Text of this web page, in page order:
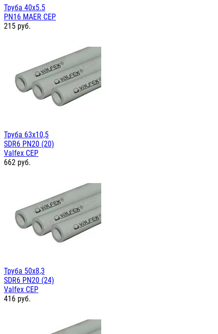
Труба 40х5.5
PN16 MAER СЕР
215 руб.
Труба 63х10,5
SDR6 PN20 (20)
Valfex СЕР
662 руб.
Труба 50х8,3
SDR6 PN20 (24)
Valfex СЕР
416 руб.